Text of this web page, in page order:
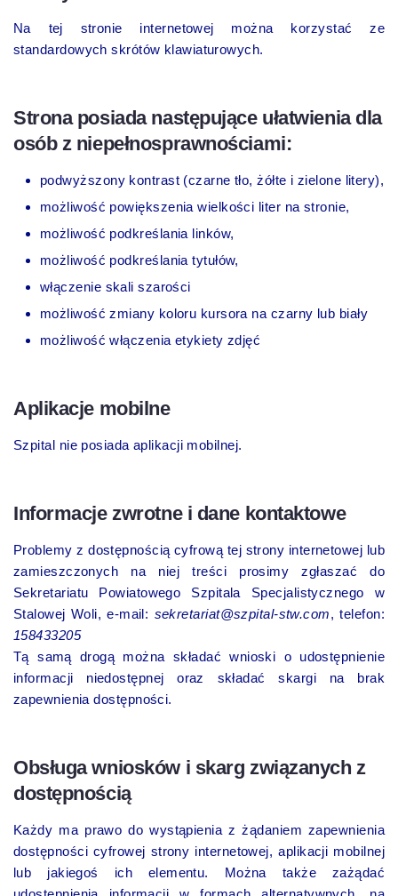
Na tej stronie internetowej można korzystać ze
standardowych skrótów klawiaturowych.
Strona posiada następujące ułatwienia dla
osób z niepełnosprawnościami:
podwyższony kontrast (czarne tło, żółte i zielone litery),
możliwość powiększenia wielkości liter na stronie,
możliwość podkreślania linków,
możliwość podkreślania tytułów,
włączenie skali szarości
możliwość zmiany koloru kursora na czarny lub biały
możliwość włączenia etykiety zdjęć
Aplikacje mobilne
Szpital nie posiada aplikacji mobilnej.
Informacje zwrotne i dane kontaktowe
Problemy z dostępnością cyfrową tej strony internetowej lub
zamieszczonych na niej treści prosimy zgłaszać do
Sekretariatu Powiatowego Szpitala Specjalistycznego w
Stalowej Woli, e-mail: sekretariat@szpital-stw.com, telefon:
158433205
Tą samą drogą można składać wnioski o udostępnienie
informacji niedostępnej oraz składać skargi na brak
zapewnienia dostępności.
Obsługa wniosków i skarg związanych z
dostępnością
Każdy ma prawo do wystąpienia z żądaniem zapewnienia
dostępności cyfrowej strony internetowej, aplikacji mobilnej
lub jakiegoś ich elementu. Można także zażądać